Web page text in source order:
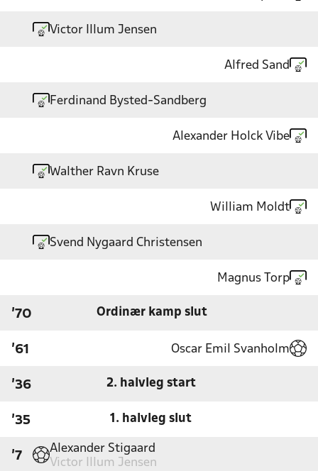
Victor Illum Jensen
Alfred Sand
Ferdinand Bysted-Sandberg
Alexander Holck Vibe
Walther Ravn Kruse
William Moldt
Svend Nygaard Christensen
Magnus Torp
'70 Ordinær kamp slut
'61 Oscar Emil Svanholm
'36 2. halvleg start
'35 1. halvleg slut
'7
Alexander Stigaard
Victor Illum Jensen